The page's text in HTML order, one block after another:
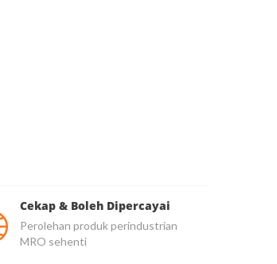
Cekap & Boleh Dipercayai
Perolehan produk perindustrian
MRO sehenti